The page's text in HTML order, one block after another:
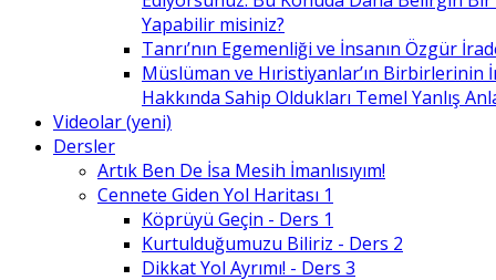
Yapabilir misiniz?
Tanrı’nın Egemenliği ve İnsanın Özgür
Müslüman ve Hıristiyanlar’ın Birbirlerinin
Hakkında Sahip Oldukları Temel Yanlış
Videolar (yeni)
Dersler
Artık Ben De İsa Mesih İmanlısıyım!
Cennete Giden Yol Haritası 1
Köprüyü Geçin - Ders 1
Kurtulduğumuzu Biliriz - Ders 2
Dikkat Yol Ayrımı! - Ders 3